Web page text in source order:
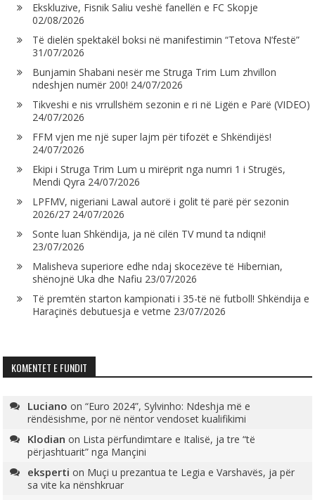
Ekskluzive, Fisnik Saliu veshë fanellën e FC Skopje
02/08/2026
Të dielën spektakël boksi në manifestimin “Tetova N’festë”
31/07/2026
Bunjamin Shabani nesër me Struga Trim Lum zhvillon
ndeshjen numër 200! 24/07/2026
Tikveshi e nis vrrullshëm sezonin e ri në Ligën e Parë (VIDEO)
24/07/2026
FFM vjen me një super lajm për tifozët e Shkëndijës!
24/07/2026
Ekipi i Struga Trim Lum u mirëprit nga numri 1 i Strugës,
Mendi Qyra 24/07/2026
LPFMV, nigeriani Lawal autorë i golit të parë për sezonin
2026/27 24/07/2026
Sonte luan Shkëndija, ja në cilën TV mund ta ndiqni!
23/07/2026
Malisheva superiore edhe ndaj skocezëve të Hibernian,
shënojnë Uka dhe Nafiu 23/07/2026
Të premtën starton kampionati i 35-të në futboll! Shkëndija e
Haraçinës debutuesja e vetme 23/07/2026
KOMENTET E FUNDIT
Luciano on“Euro 2024”, Sylvinho: Ndeshja më e
rëndësishme, por në nëntor vendoset kualifikimi
Klodian on Lista përfundimtare e Italisë, ja tre “të
përjashtuarit” nga Mançini
eksperti on Muçi u prezantua te Legia e Varshavës, ja për
sa vite ka nënshkruar